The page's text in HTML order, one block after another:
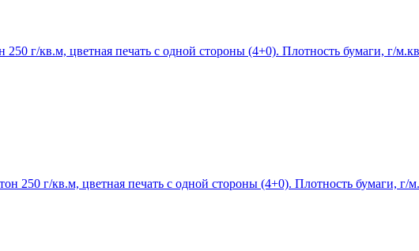
г/кв.м, цветная печать с одной стороны (4+0). Плотность бумаги, г/
250 г/кв.м, цветная печать с одной стороны (4+0). Плотность бумаги, г/